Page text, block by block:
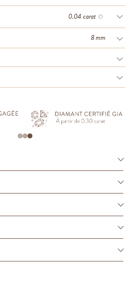
0.04 carat
8 mm